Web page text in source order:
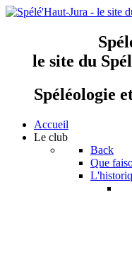
le site du
Spéléologie
Accueil
Le club
Back
Que